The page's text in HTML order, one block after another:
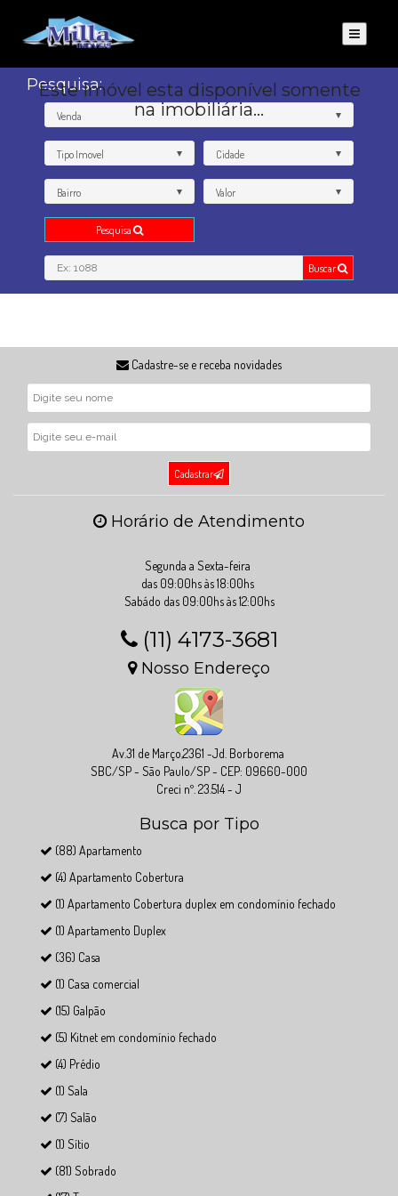
Pesquisa:
Venda
Tipo Imovel Cidade
Bairro Valor
Pesquisa
Buscar
Este Imóvel esta disponível somente
na imobiliária...
Cadastre-se e receba novidades
Cadastrar
Horário de Atendimento
Segunda a Sexta-feira
das 09:00hs às 18:00hs
Sabádo das 09:00hs às 12:00hs
(11) 4173-3681
Nosso Endereço
Av.31 de Março,2361 -Jd. Borborema
SBC/SP - São Paulo/SP - CEP: 09660-000
Creci nº. 23.514 - J
Busca por Tipo
(88) Apartamento
(4) Apartamento Cobertura
(1) Apartamento Cobertura duplex em condomínio fechado
(1) Apartamento Duplex
(36) Casa
(1) Casa comercial
(15) Galpão
(5) Kitnet em condomínio fechado
(4) Prédio
(1) Sala
(7) Salão
(1) Sítio
(81) Sobrado